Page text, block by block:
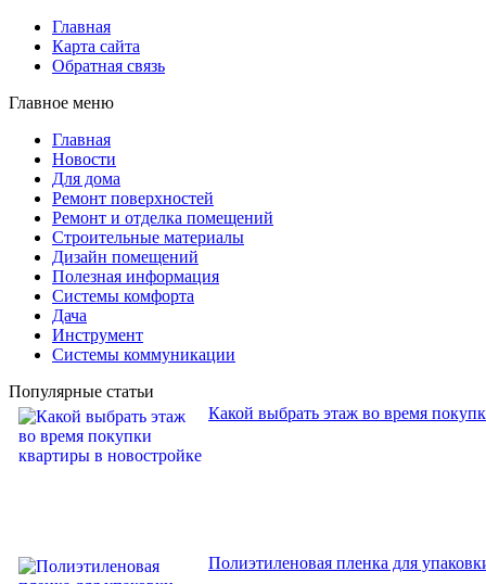
Главная
Карта сайта
Обратная связь
Главное меню
Главная
Новости
Для дома
Ремонт поверхностей
Ремонт и отделка помещений
Строительные материалы
Дизайн помещений
Полезная информация
Системы комфорта
Дача
Инструмент
Системы коммуникации
Популярные статьи
Какой выбрать этаж во время
Полиэтиленовая пленка для